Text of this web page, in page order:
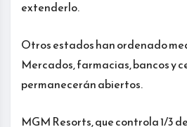
extenderlo.
Otros estados han ordenado
Mercados, farmacias, bancos y
permanecerán abiertos.
MGM Resorts, que controla 1/3